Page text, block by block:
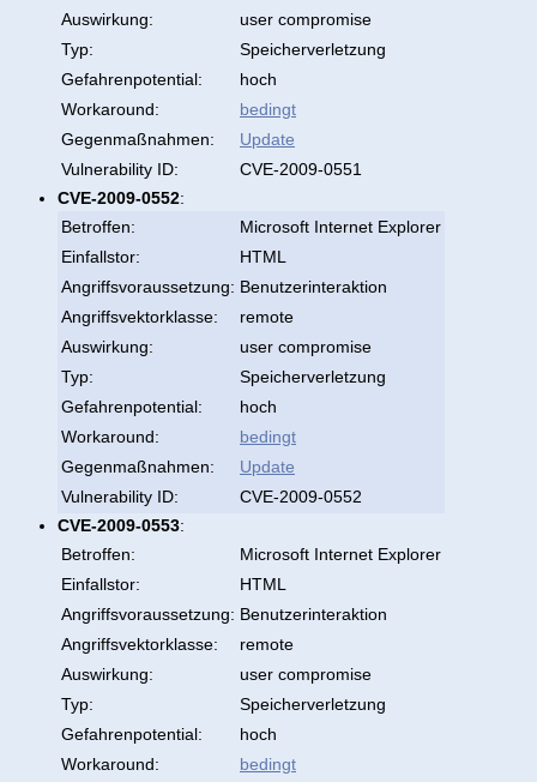
Auswirkung:
user compromise
Typ:
Speicherverletzung
Gefahrenpotential:
hoch
Workaround:
bedingt
Gegenmaßnahmen:
Update
Vulnerability ID:
CVE-2009-0551
CVE-2009-0552:
Betroffen:
Microsoft Internet Explorer
Einfallstor:
HTML
Angriffsvoraussetzung: Benutzerinteraktion
Angriffsvektorklasse:
remote
Auswirkung:
user compromise
Typ:
Speicherverletzung
Gefahrenpotential:
hoch
Workaround:
bedingt
Gegenmaßnahmen:
Update
Vulnerability ID:
CVE-2009-0552
CVE-2009-0553:
Betroffen:
Microsoft Internet Explorer
Einfallstor:
HTML
Angriffsvoraussetzung: Benutzerinteraktion
Angriffsvektorklasse:
remote
Auswirkung:
user compromise
Typ:
Speicherverletzung
Gefahrenpotential:
hoch
Workaround:
bedingt